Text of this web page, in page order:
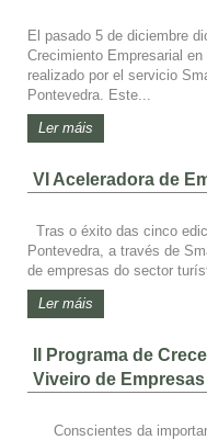
El pasado 5 de diciembre
Crecimiento Empresarial
realizado por el servicio
Pontevedra. Este...
Ler máis
VI Aceleradora de
Tras o éxito das cinco
Pontevedra, a través de
de empresas do sector
Ler máis
II Programa de
Viveiro de
Conscientes da